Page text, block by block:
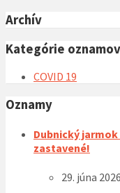
Archív
Kategórie oznamov
COVID 19
Oznamy
Dubnický
zastavené!
29. júna 2026